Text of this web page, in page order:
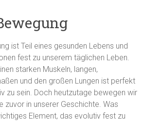
ist Teil eines gesunden Lebens und
fest zu unserem täglichen Leben.
starken Muskeln, langen,
und den großen Lungen ist perfekt
zu sein. Doch heutzutage bewegen wir
zuvor in unserer Geschichte. Was
Element, das evolutiv fest zu